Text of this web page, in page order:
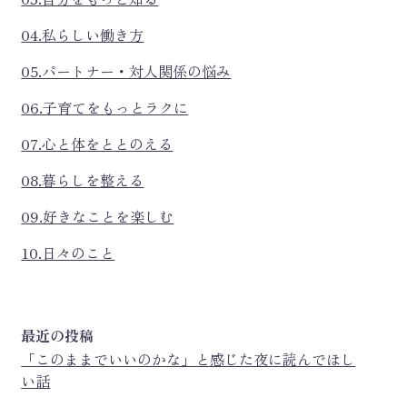
04.私らしい働き方
05.パートナー・対人関係の悩み
06.子育てをもっとラクに
07.心と体をととのえる
08.暮らしを整える
09.好きなことを楽しむ
10.日々のこと
最近の投稿
「このままでいいのかな」と感じた夜に読んでほし
い話